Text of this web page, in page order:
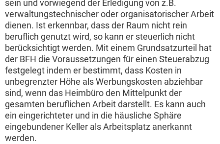
sein und vorwiegend der Erledigung von z.B.
verwaltungstechnischer oder organisatorischer Arbeit
dienen. Ist erkennbar, dass der Raum nicht rein
beruflich genutzt wird, so kann er steuerlich nicht
berücksichtigt werden. Mit einem Grundsatzurteil hat
der BFH die Voraussetzungen für einen Steuerabzug
festgelegt indem er bestimmt, dass Kosten in
unbegrenzter Höhe als Werbungskosten abziehbar
sind, wenn das Heimbüro den Mittelpunkt der
gesamten beruflichen Arbeit darstellt. Es kann auch
ein eingerichteter und in die häusliche Sphäre
eingebundener Keller als Arbeitsplatz anerkannt
werden.